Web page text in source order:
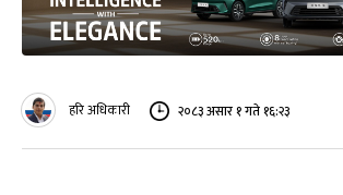
हरि अधिकारी २०८३ असार १ गते १६:२३